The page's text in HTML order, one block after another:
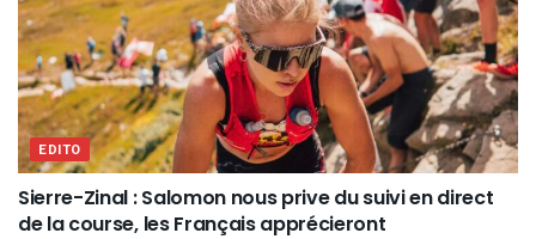
EDITO
Sierre-Zinal : Salomon nous prive du suivi en direct
de la course, les Français apprécieront